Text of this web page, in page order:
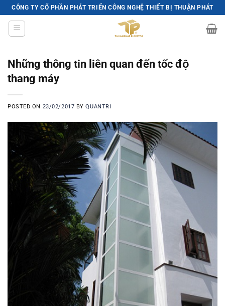
Skip
to
content
CÔNG TY CỔ PHẦN PHÁT TRIỂN CÔNG NGHỆ THIẾT BỊ THUẬN PHÁT
Những thông tin liên quan đến tốc độ
thang máy
POSTED ON 23/02/2017 BYQUANTRI